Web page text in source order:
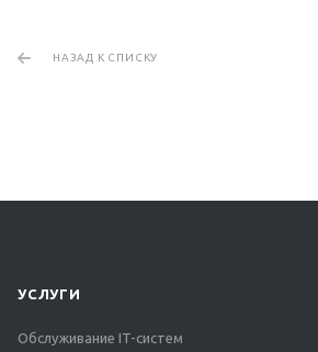
НАЗАД К СПИСКУ
УСЛУГИ
Обслуживание IT-систем